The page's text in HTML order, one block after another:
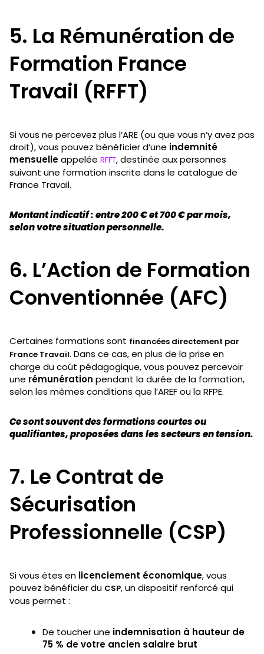
5. La Rémunération de
Formation France
Travail (RFFT)
Si vous ne percevez plus l’ARE (ou que vous n’y avez pas
droit), vous pouvez bénéficier d’une indemnité
mensuelleappelée RFFT, destinée aux personnes
suivant une formation inscrite dans le catalogue de
France Travail.
Montant indicatif : entre 200 € et 700 € par mois,
selon votre situation personnelle.
6. L’Action de Formation
Conventionnée (AFC)
Certaines formations sont financées directement par
France Travail. Dans ce cas, en plus de la prise en
charge du coût pédagogique, vous pouvez percevoir
une rémunération pendant la durée de la formation,
selon les mêmes conditions que l’AREF ou la RFPE.
Ce sont souvent des formations courtes ou
qualifiantes, proposées dans les secteurs en tension.
7. Le Contrat de
Sécurisation
Professionnelle (CSP)
Si vous êtes en licenciement économique, vous
pouvez bénéficier du CSP, un dispositif renforcé qui
vous permet :
De toucher une indemnisation à hauteur de
75 % de votre ancien salaire brut